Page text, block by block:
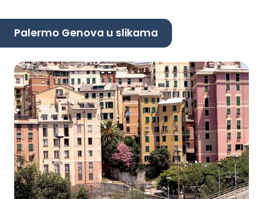
Palermo Genova u slikama